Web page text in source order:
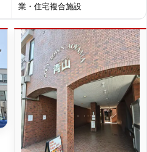
業・住宅複合施設